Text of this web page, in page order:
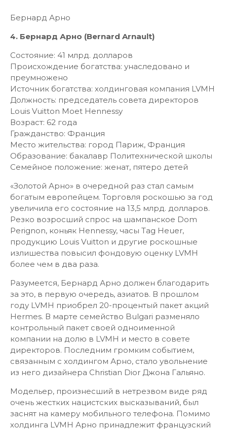
Бернард Арно
4. Бернард Арно (Bernard Arnault)
Состояние: 41 млрд. долларов
Происхождение богатства: унаследовано и
преумножено
Источник богатства: холдинговая компания LVMH
Должность: председатель совета директоров
Louis Vuitton Moet Hennessy
Возраст: 62 года
Гражданство: Франция
Место жительства: город Париж, Франция
Образование: бакалавр Политехнической школы
Семейное положение: женат, пятеро детей
«Золотой Арно» в очередной раз стал самым
богатым европейцем. Торговля роскошью за год
увеличила его состояние на 13,5 млрд. долларов.
Резко возросший спрос на шампанское Dom
Perignon, коньяк Hennessy, часы Tag Heuer,
продукцию Louis Vuitton и другие роскошные
излишества повысил фондовую оценку LVMH
более чем в два раза.
Разумеется, Бернард Арно должен благодарить
за это, в первую очередь, азиатов. В прошлом
году LVMH приобрел 20-процентый пакет акций
Hermes. В марте семейство Bulgari разменяло
контрольный пакет своей одноименной
компании на долю в LVMH и место в совете
директоров. Последним громким событием,
связанным с холдингом Арно, стало увольнение
из него дизайнера Christian Dior Джона Гальяно.
Модельер, произнесший в нетрезвом виде ряд
очень жестких нацистских высказываний, был
заснят на камеру мобильного телефона. Помимо
холдинга LVMH Арно принадлежит французский